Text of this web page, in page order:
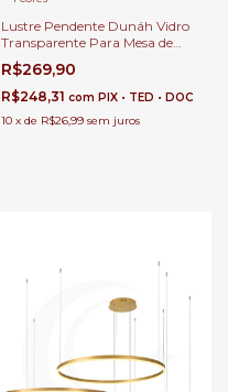
Lustre Pendente Dunáh Vidro
Transparente Para Mesa de
Sala de Jantar.
R$269,90
R$248,31 com PIX • TED • DOC
10 x de R$26,99 sem juros